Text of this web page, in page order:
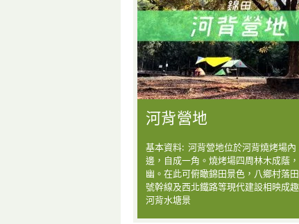
河背營地
基本資料: 河背營地位於河背燒烤場內
邊，自成一角。燒烤場四周林木成蔭
幽。在此可俯瞰錦田景色，八鄉村落
號幹線及西北鐵路等現代建設相映成
河背水塘景